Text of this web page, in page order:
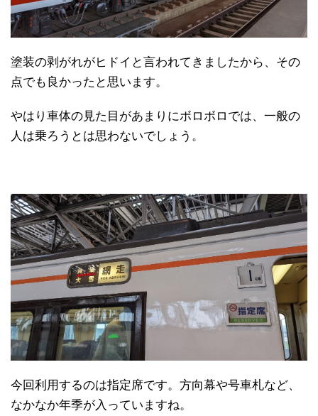
塗装の剥がれがヒドイと言われてきましたから、その
点でも良かったと思います。
やはり車体の見た目があまりにボロボロでは、一般の
人は乗ろうとは思わないでしょう。
今回利用するのは指定席です。方向幕や号車札など、
なかなか年季が入っていますね。